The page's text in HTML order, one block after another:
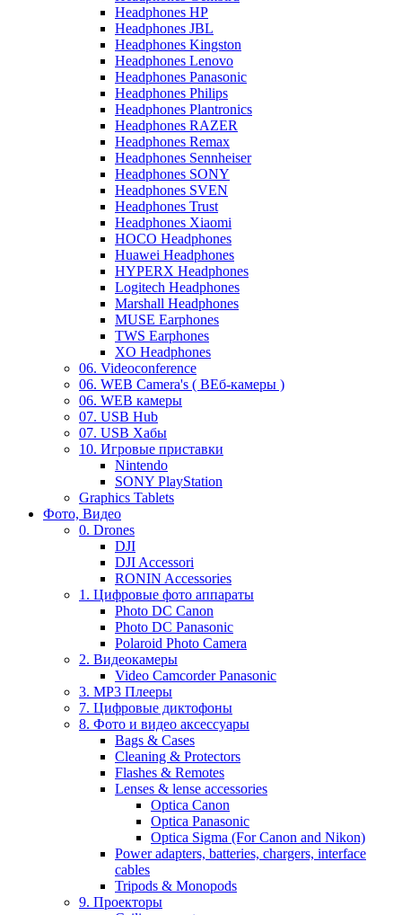
Headphones HP
Headphones JBL
Headphones Kingston
Headphones Lenovo
Headphones Panasonic
Headphones Philips
Headphones Plantronics
Headphones RAZER
Headphones Remax
Headphones Sennheiser
Headphones SONY
Headphones SVEN
Headphones Trust
Headphones Xiaomi
HOCO Headphones
Huawei Headphones
HYPERX Headphones
Logitech Headphones
Marshall Headphones
MUSE Earphones
TWS Earphones
XO Headphones
06. Videoconference
06. WEB Camera's ( ВЕб-камеры )
06. WEB камеры
07. USB Hub
07. USB Хабы
10. Игровые приставки
Nintendo
SONY PlayStation
Graphics Tablets
Фото, Видео
0. Drones
DJI
DJI Accessori
RONIN Accessories
1. Цифровые фото аппараты
Photo DC Canon
Photo DC Panasonic
Polaroid Photo Camera
2. Видеокамеры
Video Camcorder Panasonic
3. MP3 Плееры
7. Цифровые диктофоны
8. Фото и видео аксессуары
Bags & Cases
Cleaning & Protectors
Flashes & Remotes
Lenses & lense accessories
Optica Canon
Optica Panasonic
Optica Sigma (For Canon and Nikon)
Power adapters, batteries, chargers, interface
cables
Tripods & Monopods
9. Проекторы